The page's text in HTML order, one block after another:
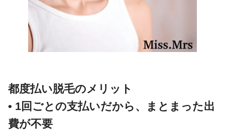
都度払い脱毛のメリット
• 1回ごとの支払いだから、まとまった出
費が不要